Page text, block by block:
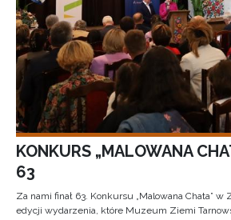
KONKURS „MALOWANA
63
Za nami finał 63. Konkursu „Malowana Chata”
edycji wydarzenia, które Muzeum Ziemi